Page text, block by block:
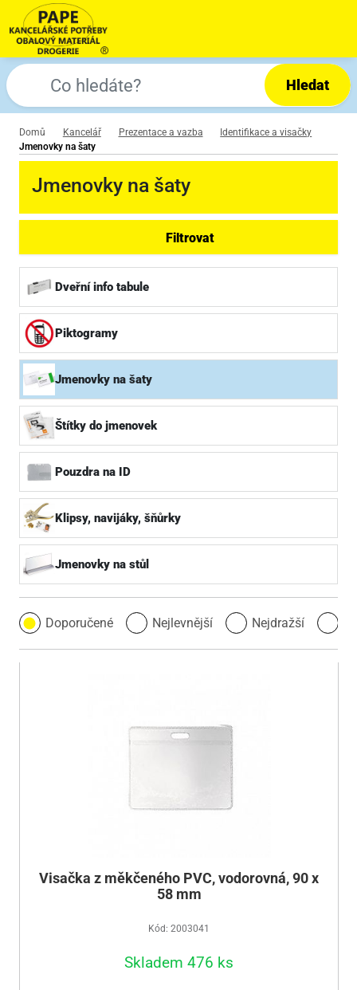
Hledat
Domů Kancelář Prezentace a vazba
Identifikace a visačky
Jmenovky na šaty
Jmenovky na šaty
Filtrovat
Dveřní info tabule
Piktogramy
Jmenovky na šaty
Štítky do jmenovek
Pouzdra na ID
Klipsy, navijáky, šňůrky
Jmenovky na stůl
Doporučené Nejlevnější Nejdražší
Visačka z měkčeného PVC, vodorovná, 90 x
58 mm
Kód: 2003041
Skladem 476 ks